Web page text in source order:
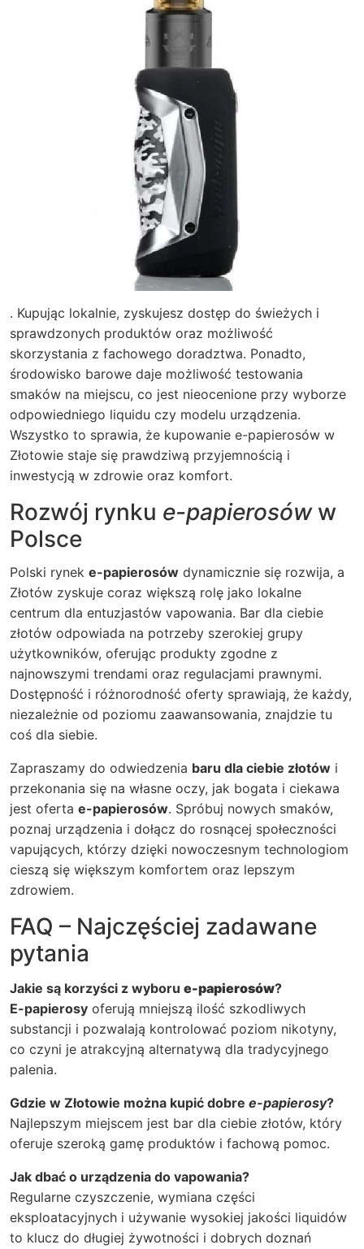
. Kupując lokalnie, zyskujesz dostęp do świeżych i
sprawdzonych produktów oraz możliwość
skorzystania z fachowego doradztwa. Ponadto,
środowisko barowe daje możliwość testowania
smaków na miejscu, co jest nieocenione przy wyborze
odpowiedniego liquidu czy modelu urządzenia.
Wszystko to sprawia, że kupowanie e-papierosów w
Złotowie staje się prawdziwą przyjemnością i
inwestycją w zdrowie oraz komfort.
Rozwój rynku e-papierosóww
Polsce
Polski rynek e-papierosów dynamicznie się rozwija, a
Złotów zyskuje coraz większą rolę jako lokalne
centrum dla entuzjastów vapowania. Bar dla ciebie
złotów odpowiada na potrzeby szerokiej grupy
użytkowników, oferując produkty zgodne z
najnowszymi trendami oraz regulacjami prawnymi.
Dostępność i różnorodność oferty sprawiają, że każdy,
niezależnie od poziomu zaawansowania, znajdzie tu
coś dla siebie.
Zapraszamy do odwiedzenia baru dla ciebie złotów i
przekonania się na własne oczy, jak bogata i ciekawa
jest oferta e-papierosów. Spróbuj nowych smaków,
poznaj urządzenia i dołącz do rosnącej społeczności
vapujących, którzy dzięki nowoczesnym technologiom
cieszą się większym komfortem oraz lepszym
zdrowiem.
FAQ – Najczęściej zadawane
pytania
Jakie są korzyści z wyboru e-papierosów?
E-papierosy oferują mniejszą ilość szkodliwych
substancji i pozwalają kontrolować poziom nikotyny,
co czyni je atrakcyjną alternatywą dla tradycyjnego
palenia.
Gdzie w Złotowie można kupić dobre e-papierosy?
Najlepszym miejscem jest bar dla ciebie złotów, który
oferuje szeroką gamę produktów i fachową pomoc.
Jak dbać o urządzenia do vapowania?
Regularne czyszczenie, wymiana części
eksploatacyjnych i używanie wysokiej jakości liquidów
to klucz do długiej żywotności i dobrych doznań